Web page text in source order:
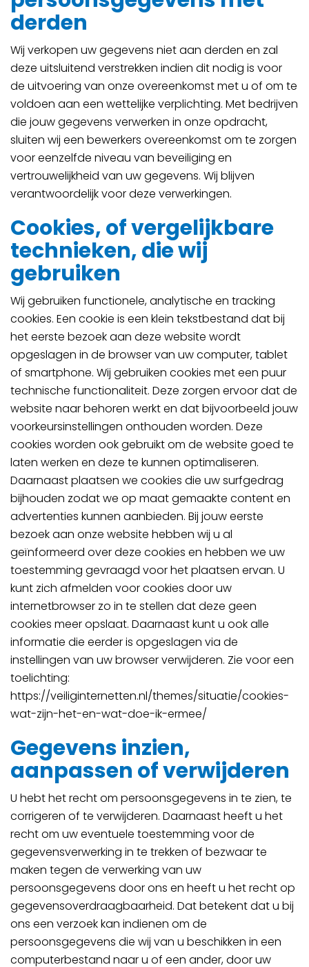
derden
Wij verkopen uw gegevens niet aan derden en zal
deze uitsluitend verstrekken indien dit nodig is voor
de uitvoering van onze overeenkomst met u of om te
voldoen aan een wettelijke verplichting. Met bedrijven
die jouw gegevens verwerken in onze opdracht,
sluiten wij een bewerkers overeenkomst om te zorgen
voor eenzelfde niveau van beveiliging en
vertrouwelijkheid van uw gegevens. Wij blijven
verantwoordelijk voor deze verwerkingen.
Cookies, of vergelijkbare
technieken, die wij
gebruiken
Wij gebruiken functionele, analytische en tracking
cookies. Een cookie is een klein tekstbestand dat bij
het eerste bezoek aan deze website wordt
opgeslagen in de browser van uw computer, tablet
of smartphone. Wij gebruiken cookies met een puur
technische functionaliteit. Deze zorgen ervoor dat de
website naar behoren werkt en dat bijvoorbeeld jouw
voorkeursinstellingen onthouden worden. Deze
cookies worden ook gebruikt om de website goed te
laten werken en deze te kunnen optimaliseren.
Daarnaast plaatsen we cookies die uw surfgedrag
bijhouden zodat we op maat gemaakte content en
advertenties kunnen aanbieden. Bij jouw eerste
bezoek aan onze website hebben wij u al
geïnformeerd over deze cookies en hebben we uw
toestemming gevraagd voor het plaatsen ervan. U
kunt zich afmelden voor cookies door uw
internetbrowser zo in te stellen dat deze geen
cookies meer opslaat. Daarnaast kunt u ook alle
informatie die eerder is opgeslagen via de
instellingen van uw browser verwijderen. Zie voor een
toelichting:
https://veiliginternetten.nl/themes/situatie/cookies-
wat-zijn-het-en-wat-doe-ik-ermee/
Gegevens inzien,
aanpassen of verwijderen
U hebt het recht om persoonsgegevens in te zien, te
corrigeren of te verwijderen. Daarnaast heeft u het
recht om uw eventuele toestemming voor de
gegevensverwerking in te trekken of bezwaar te
maken tegen de verwerking van uw
persoonsgegevens door ons en heeft u het recht op
gegevensoverdraagbaarheid. Dat betekent dat u bij
ons een verzoek kan indienen om de
persoonsgegevens die wij van u beschikken in een
computerbestand naar u of een ander, door uw